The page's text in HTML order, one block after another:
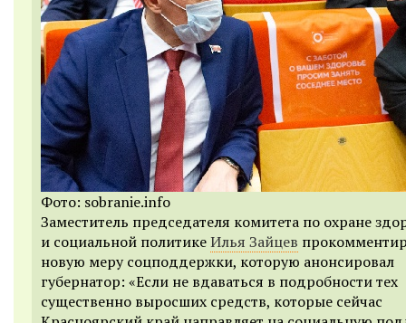
Фото: sobranie.info
Заместитель председателя комитета по охране
и социальной политикеИлья Зайцев
новую меру соцподдержки, которую анонсировал
губернатор: «Если не вдаваться в подробности тех
существенно выросших средств, которые сейчас